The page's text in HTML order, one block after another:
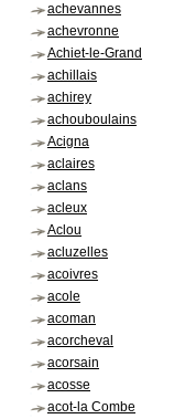
achevannes
achevronne
Achiet-le-Grand
achillais
achirey
achouboulains
Acigna
aclaires
aclans
acleux
Aclou
acluzelles
acoivres
acole
acoman
acorcheval
acorsain
acosse
acot-la Combe